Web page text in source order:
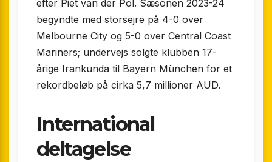
efter Piet van der Pol. Sæsonen 2023-24
begyndte med storsejre på 4-0 over
Melbourne City og 5-0 over Central Coast
Mariners; undervejs solgte klubben 17-
årige Irankunda til Bayern München for et
rekordbeløb på cirka 5,7 millioner AUD.
International
deltagelse